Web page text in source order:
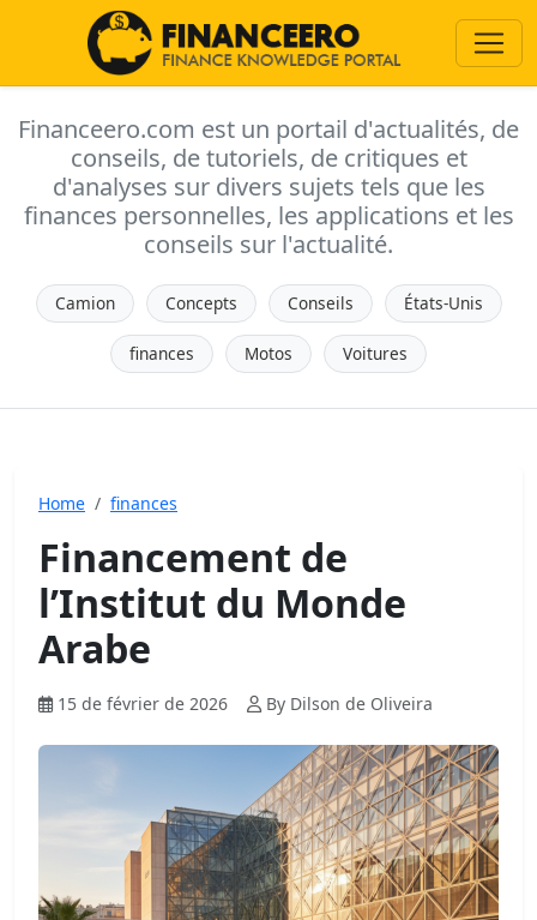
Financeero.com est un portail d'actualités, de
conseils, de tutoriels, de critiques et
d'analyses sur divers sujets tels que les
finances personnelles, les applications et les
conseils sur l'actualité.
Camion Concepts Conseils États-Unis
finances Motos Voitures
Home finances
Financement de
l’Institut du Monde
Arabe
15 de février de 2026 By Dilson de Oliveira